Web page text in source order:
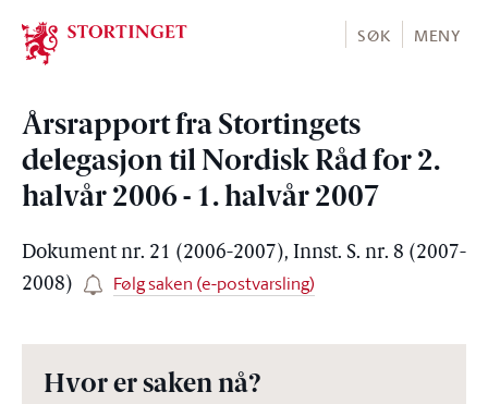
Stortinget.no
SØK MENY
Årsrapport fra Stortingets
delegasjon til Nordisk Råd for 2.
halvår 2006 - 1. halvår 2007
Dokument nr. 21 (2006-2007), Innst. S. nr. 8 (2007-
2008)
Følg saken (e-postvarsling)
Hvor er saken nå?